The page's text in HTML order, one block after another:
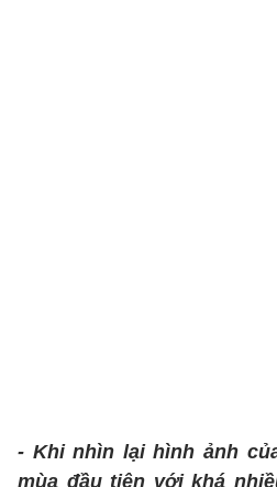
- Khi nhìn lại hình ảnh
mùa đầu tiên với khá